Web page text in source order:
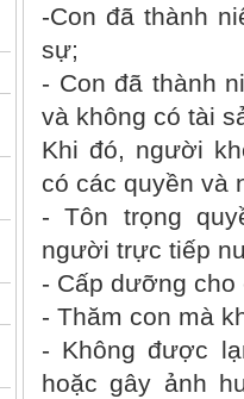
-Con đã thành
sự;
- Con đã thành
và không có tài
Khi đó, người
có các quyền và
- Tôn trọng
người trực tiếp
- Cấp dưỡng cho
- Thăm con mà
- Không được
hoặc gây ảnh